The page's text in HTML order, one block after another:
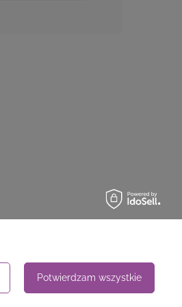
Potwierdzam wszystkie